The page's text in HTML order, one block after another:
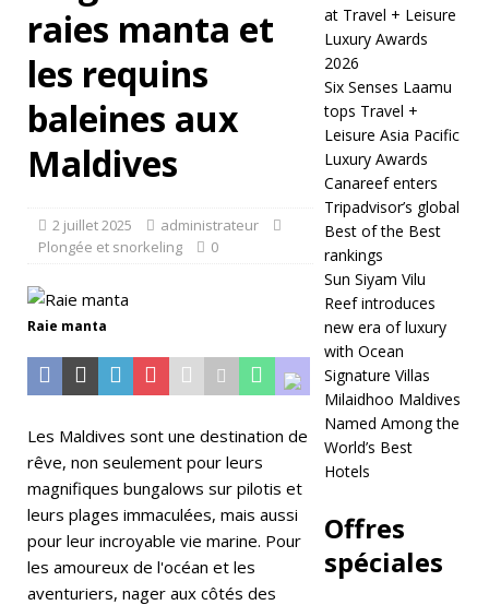
af
hi
Isl
raies manta et
les requins
baleines aux
Maldives
2 juillet 2025
administrateur
Plongée et snorkeling
0
Raie manta
Les Maldives sont une destination de
rêve, non seulement pour leurs
magnifiques bungalows sur pilotis et
leurs plages immaculées, mais aussi
pour leur incroyable vie marine. Pour
les amoureux de l'océan et les
aventuriers, nager aux côtés des
at Travel + Leisure
Luxury Awards
2026
Six Senses Laamu
tops Travel +
Leisure Asia Pacific
Luxury Awards
Canareef enters
Tripadvisor’s global
Best of the Best
rankings
Sun Siyam Vilu
Reef introduces
new era of luxury
with Ocean
Signature Villas
Milaidhoo Maldives
Named Among the
World’s Best
Hotels
Offres
spéciales